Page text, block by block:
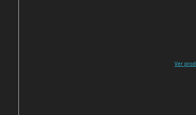
Ver